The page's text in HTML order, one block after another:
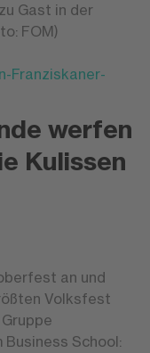
Gast in der
FOM)
Franziskaner-
werfen
Kulissen
an und
Volksfest
School: